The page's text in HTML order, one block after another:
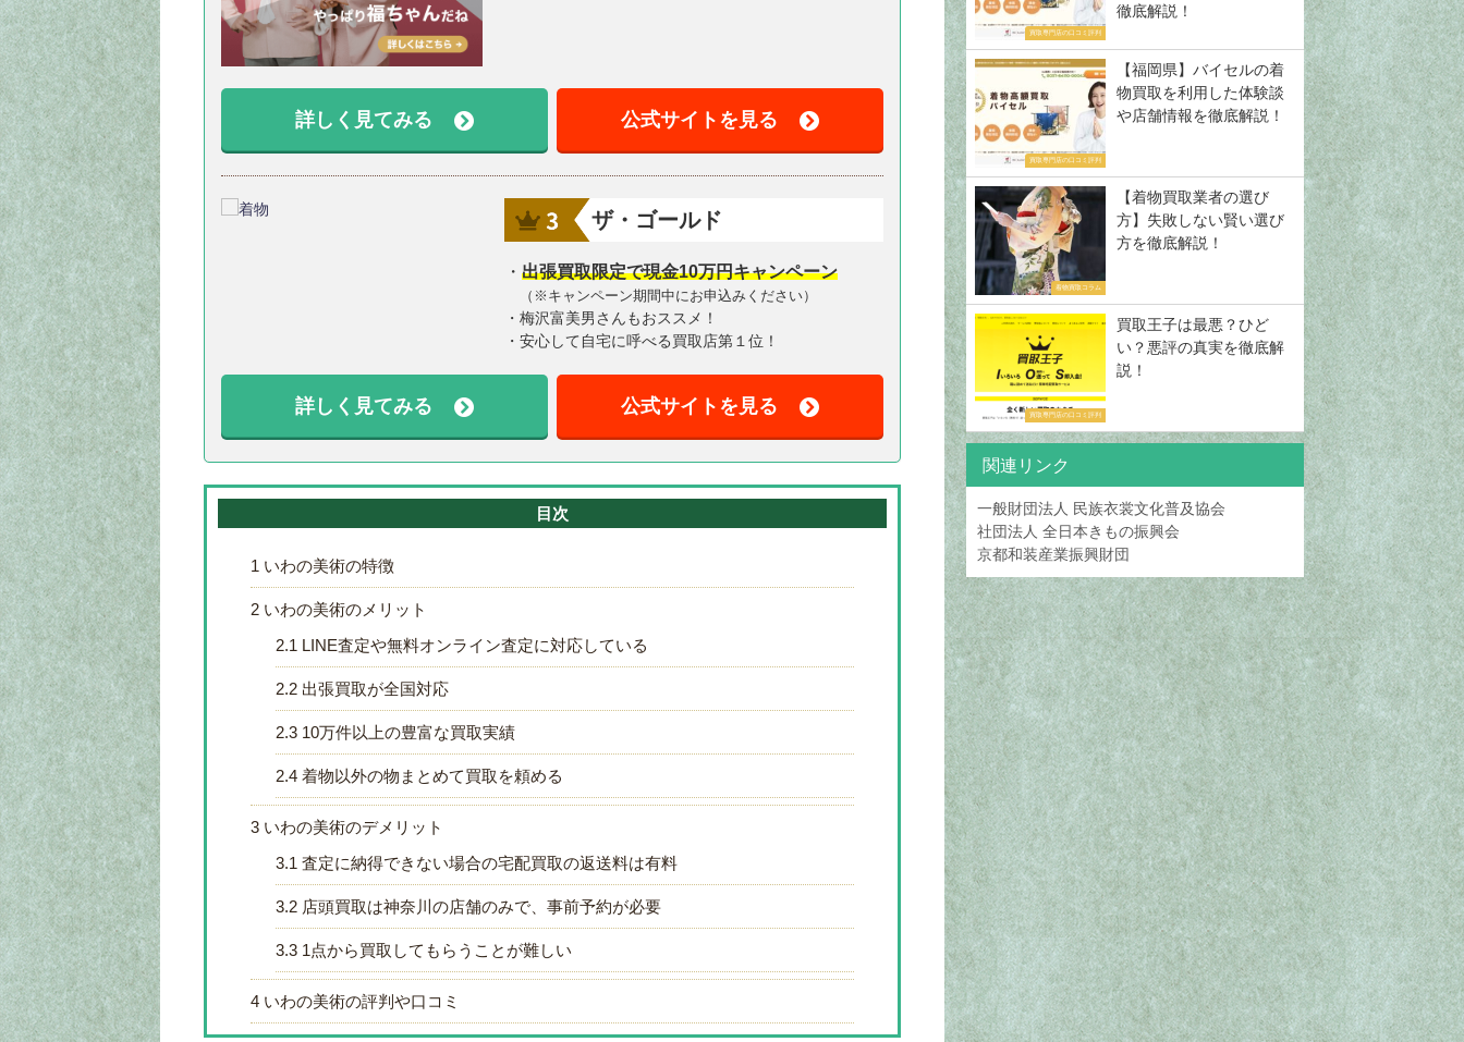
詳しく見てみる 公式サイトを見る
ザ・ゴールド
・ 出張買取限定で現金10万円キャンペーン
（※キャンペーン期間中にお申込みください）
・梅沢富美男さんもおススメ！
・安心して自宅に呼べる買取店第１位！
詳しく見てみる 公式サイトを見る
目次
1 いわの美術の特徴
2 いわの美術のメリット
2.1 LINE査定や無料オンライン査定に対応している
2.2 出張買取が全国対応
2.3 10万件以上の豊富な買取実績
2.4 着物以外の物まとめて買取を頼める
3 いわの美術のデメリット
3.1 査定に納得できない場合の宅配買取の返送料は有料
3.2 店頭買取は神奈川の店舗のみで、事前予約が必要
3.3 1点から買取してもらうことが難しい
4 いわの美術の評判や口コミ
買取専門店の口コミ評判
徹底解説！
買取専門店の口コミ評判
【福岡県】バイセルの着
物買取を利用した体験談
や店舗情報を徹底解説！
着物買取コラム
【着物買取業者の選び
方】失敗しない賢い選び
方を徹底解説！
買取専門店の口コミ評判
買取王子は最悪？ひど
い？悪評の真実を徹底解
説！
関連リンク
一般財団法人 民族衣裳文化普及協会
社団法人 全日本きもの振興会
京都和装産業振興財団